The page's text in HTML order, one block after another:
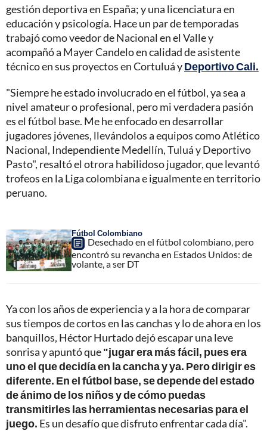
gestión deportiva en España; y una licenciatura en
educación y psicología. Hace un par de temporadas
trabajó como veedor de Nacional en el Valle y
acompañó a Mayer Candelo en calidad de asistente
técnico en sus proyectos en Cortuluá yDeportivo Cali.
"Siempre he estado involucrado en el fútbol, ya sea a
nivel amateur o profesional, pero mi verdadera pasión
es el fútbol base. Me he enfocado en desarrollar
jugadores jóvenes, llevándolos a equipos como Atlético
Nacional, Independiente Medellín, Tuluá y Deportivo
Pasto", resaltó el otrora habilidoso jugador, que levantó
trofeos en la Liga colombiana e igualmente en territorio
peruano.
Fútbol Colombiano
Desechado en el fútbol colombiano, pero
encontró su revancha en Estados Unidos: de
volante, a ser DT
Ya con los años de experiencia y a la hora de comparar
sus tiempos de cortos en las canchas y lo de ahora en los
banquillos, Héctor Hurtado dejó escapar una leve
sonrisa y apuntó que"jugar era más fácil, pues era
uno el que decidía en la cancha y ya. Pero dirigir es
diferente. En el fútbol base, se depende del estado
de ánimo de los niños y de cómo puedas
transmitirles las herramientas necesarias para el
juego. Es un desafío que disfruto enfrentar cada día".